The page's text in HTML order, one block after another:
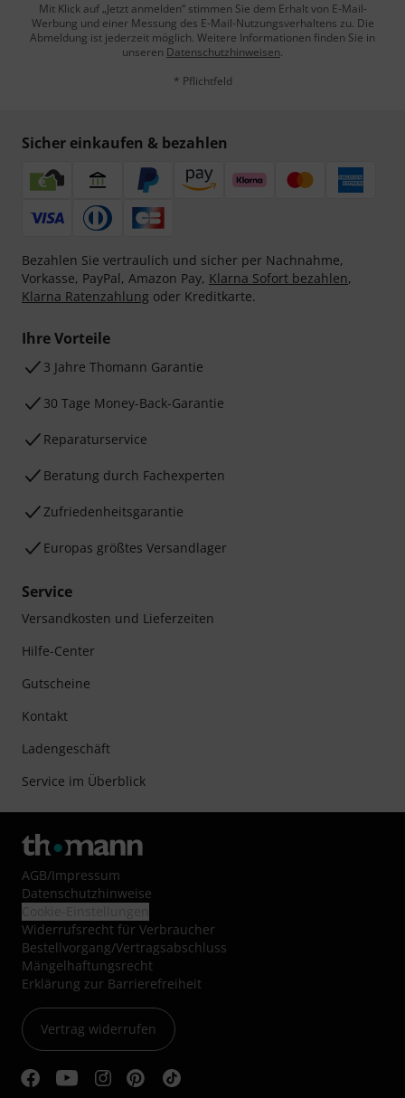
Mit Klick auf „Jetzt anmelden“ stimmen Sie dem Erhalt von E-Mail-
Werbung und einer Messung des E-Mail-Nutzungsverhaltens zu. Die
Abmeldung ist jederzeit möglich. Weitere Informationen finden Sie in
unseren Datenschutzhinweisen.
* Pflichtfeld
Sicher einkaufen & bezahlen
Bezahlen Sie vertraulich und sicher per Nachnahme,
Vorkasse, PayPal, Amazon Pay, Klarna Sofort bezahlen,
Klarna Ratenzahlung oder Kreditkarte.
Ihre Vorteile
3 Jahre Thomann Garantie
30 Tage Money-Back-Garantie
Reparaturservice
Beratung durch Fachexperten
Zufriedenheitsgarantie
Europas größtes Versandlager
Service
Versandkosten und Lieferzeiten
Hilfe-Center
Gutscheine
Kontakt
Ladengeschäft
Service im Überblick
AGB/Impressum
Datenschutzhinweise
Widerrufsrecht für Verbraucher
Bestellvorgang/Vertragsabschluss
Mängelhaftungsrecht
Erklärung zur Barrierefreiheit
Vertrag widerrufen